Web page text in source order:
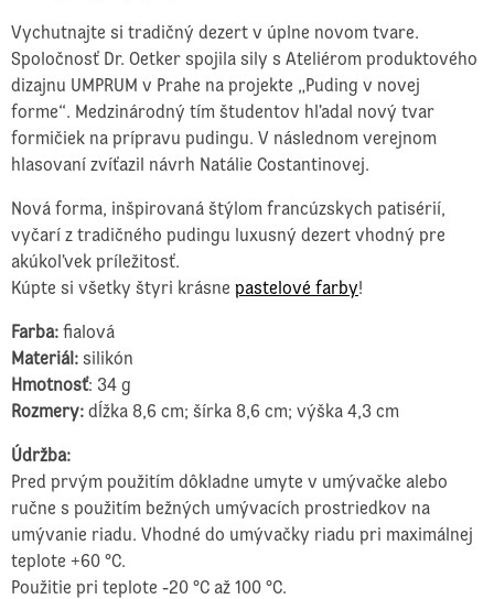
Vychutnajte si tradičný dezert v úplne novom tvare.
Spoločnosť Dr. Oetker spojila sily s Ateliérom produktového
dizajnu UMPRUM v Prahe na projekte „Puding v novej
forme“. Medzinárodný tím študentov hľadal nový tvar
formičiek na prípravu pudingu. V následnom verejnom
hlasovaní zvíťazil návrh Natálie Costantinovej.
Nová forma, inšpirovaná štýlom francúzskych patisérií,
vyčarí z tradičného pudingu luxusný dezert vhodný pre
akúkoľvek príležitosť.
Kúpte si všetky štyri krásne pastelové farby!
Farba: fialová
Materiál: silikón
Hmotnosť: 34 g
Rozmery: dĺžka 8,6 cm; šírka 8,6 cm; výška 4,3 cm
Údržba:
Pred prvým použitím dôkladne umyte v umývačke alebo
ručne s použitím bežných umývacích prostriedkov na
umývanie riadu. Vhodné do umývačky riadu pri maximálnej
teplote +60 °C.
Použitie pri teplote -20 °C až 100 °C.